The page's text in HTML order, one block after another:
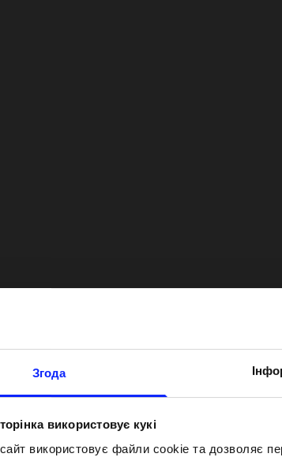
Згода
використовує кукі
використовує файли cookie та дозволяє